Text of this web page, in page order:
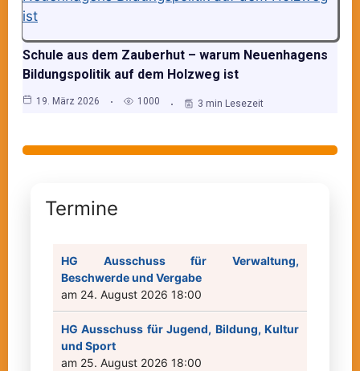
Schule aus dem Zauberhut – warum Neuenhagens
Bildungspolitik auf dem Holzweg ist
19. März 2026 1000 3 min Lesezeit
Termine
HG Ausschuss für Verwaltung,
Beschwerde und Vergabe
am 24. August 2026 18:00
HG Ausschuss für Jugend, Bildung, Kultur
und Sport
am 25. August 2026 18:00